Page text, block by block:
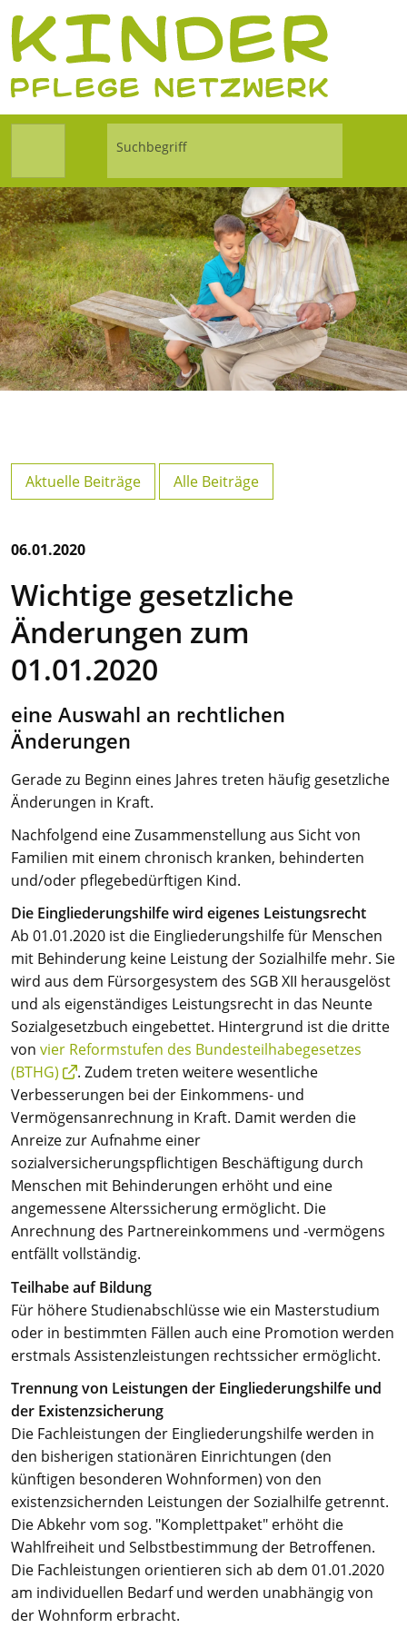
Aktuelle Beiträge Alle Beiträge
06.01.2020
Wichtige gesetzliche
Änderungen zum
01.01.2020
eine Auswahl an rechtlichen
Änderungen
Gerade zu Beginn eines Jahres treten häufig gesetzliche
Änderungen in Kraft.
Nachfolgend eine Zusammenstellung aus Sicht von
Familien mit einem chronisch kranken, behinderten
und/oder pflegebedürftigen Kind.
Die Eingliederungshilfe wird eigenes Leistungsrecht
Ab 01.01.2020 ist die Eingliederungshilfe für Menschen
mit Behinderung keine Leistung der Sozialhilfe mehr. Sie
wird aus dem Fürsorgesystem des SGB XII herausgelöst
und als eigenständiges Leistungsrecht in das Neunte
Sozialgesetzbuch eingebettet. Hintergrund ist die dritte
von vier Reformstufen des Bundesteilhabegesetzes
(BTHG)
. Zudem treten weitere wesentliche
Verbesserungen bei der Einkommens- und
Vermögensanrechnung in Kraft. Damit werden die
Anreize zur Aufnahme einer
sozialversicherungspflichtigen Beschäftigung durch
Menschen mit Behinderungen erhöht und eine
angemessene Alterssicherung ermöglicht. Die
Anrechnung des Partnereinkommens und -vermögens
entfällt vollständig.
Teilhabe auf Bildung
Für höhere Studienabschlüsse wie ein Masterstudium
oder in bestimmten Fällen auch eine Promotion werden
erstmals Assistenzleistungen rechtssicher ermöglicht.
Trennung von Leistungen der Eingliederungshilfe und
der Existenzsicherung
Die Fachleistungen der Eingliederungshilfe werden in
den bisherigen stationären Einrichtungen (den
künftigen besonderen Wohnformen) von den
existenzsichernden Leistungen der Sozialhilfe getrennt.
Die Abkehr vom sog. "Komplettpaket" erhöht die
Wahlfreiheit und Selbstbestimmung der Betroffenen.
Die Fachleistungen orientieren sich ab dem 01.01.2020
am individuellen Bedarf und werden unabhängig von
der Wohnform erbracht.